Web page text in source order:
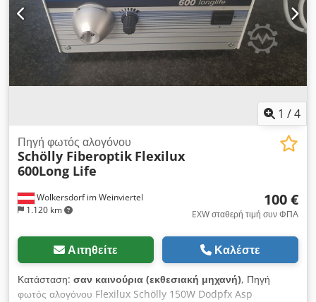
1 /4
Wolkersdorf im Weinviertel
1.120 km
Πηγή φωτός αλογόνου
Schölly Fiberoptik Flexilux
600Long Life
100 €
EXW σταθερή τιμή συν ΦΠΑ
Αιτηθείτε Καλέστε
Κατάσταση: σαν καινούρια (εκθεσιακή μηχανή), Πηγή
φωτός αλογόνου Flexilux Schölly 150W Dodpfx Asp